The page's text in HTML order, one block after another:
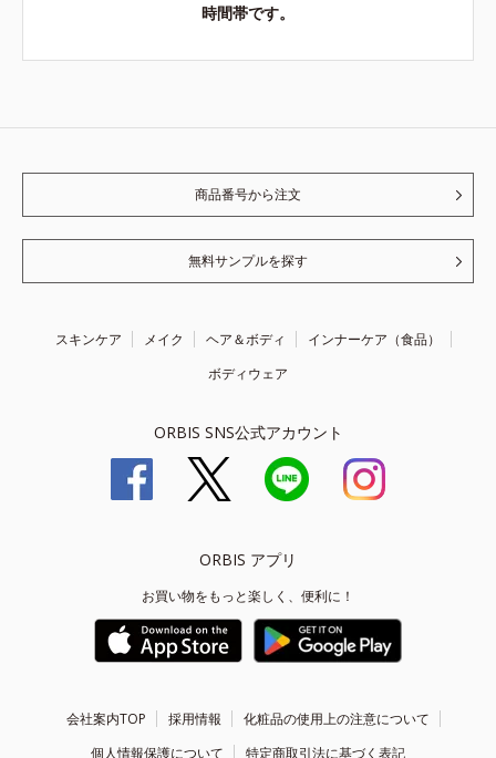
時間帯です。
商品番号から注文
無料サンプルを探す
スキンケア メイク ヘア＆ボディ
インナーケア（食品）
ボディウェア
ORBIS SNS公式アカウント
ORBIS アプリ
お買い物をもっと楽しく、便利に！
会社案内TOP 採用情報
化粧品の使用上の注意について
個人情報保護について
特定商取引法に基づく表記